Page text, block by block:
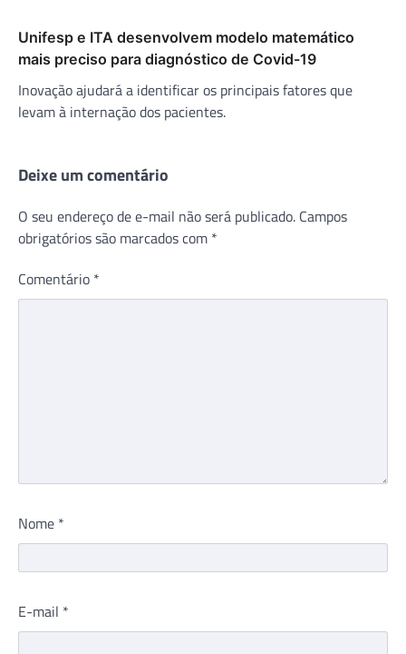
Unifesp e ITA desenvolvem modelo matemático
mais preciso para diagnóstico de Covid-19
Inovação ajudará a identificar os principais fatores que
levam à internação dos pacientes.
Deixe um comentário
O seu endereço de e-mail não será publicado. Campos
obrigatórios são marcados com *
Comentário *
Nome *
E-mail *